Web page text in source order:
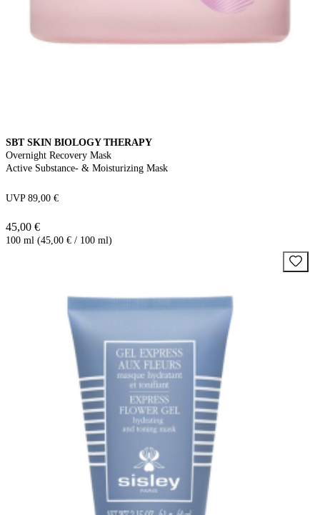
SBT SKIN BIOLOGY THERAPY
Overnight Recovery Mask
Active Substance- & Moisturizing Mask
UVP 89,00 €
45,00 €
100 ml (45,00 € / 100 ml)